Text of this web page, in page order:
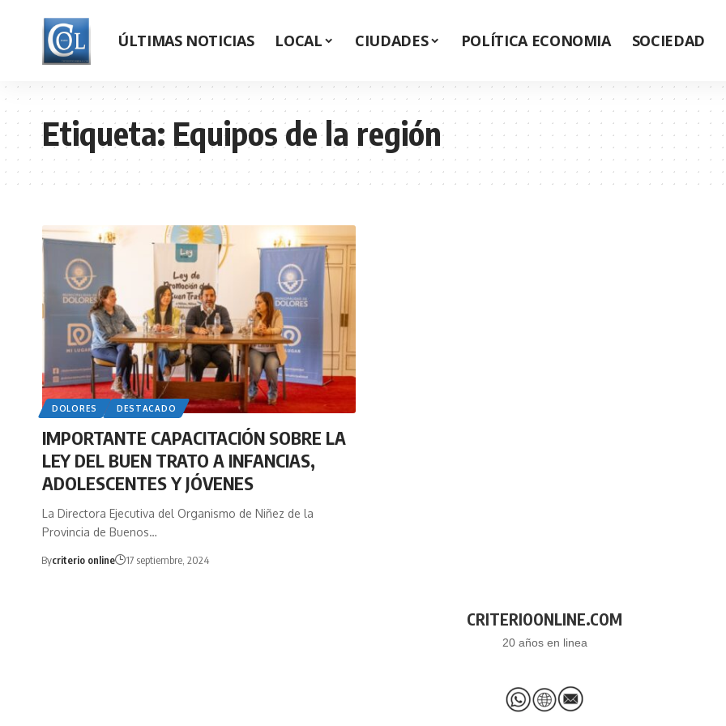
ÚLTIMAS NOTICIAS LOCAL CIUDADES POLÍTICA ECONOMIA SOCIEDAD
Etiqueta: Equipos de la región
DOLORES DESTACADO
IMPORTANTE CAPACITACIÓN SOBRE LA
LEY DEL BUEN TRATO A INFANCIAS,
ADOLESCENTES Y JÓVENES
La Directora Ejecutiva del Organismo de Niñez de la
Provincia de Buenos…
Bycriterio online 17 septiembre, 2024
CRITERIOONLINE.COM
20 años en linea